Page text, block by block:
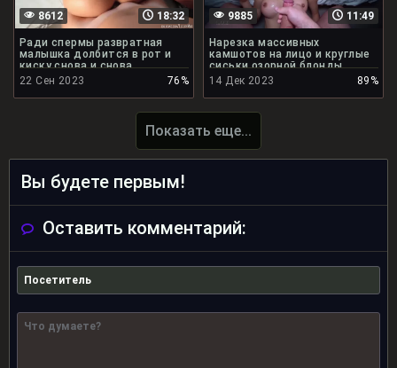
18:32
8612
Ради спермы развратная
малышка долбится в рот и
киску снова и снова
22 Сен 2023
76%
11:49
9885
Нарезка массивных
камшотов на лицо и круглые
сиськи озорной блонды
14 Дек 2023
89%
Показать еще...
Вы будете первым!
Оставить комментарий: